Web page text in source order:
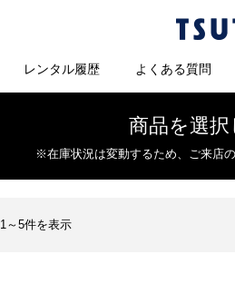
レンタル履歴 よくある質問
商品を選
※在庫状況は変動するため、 ご来店
1～5件を表示